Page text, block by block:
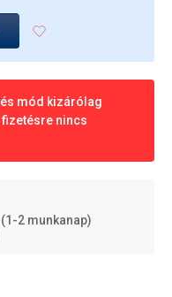
mód kizárólag
fizetésre nincs
2 munkanap)